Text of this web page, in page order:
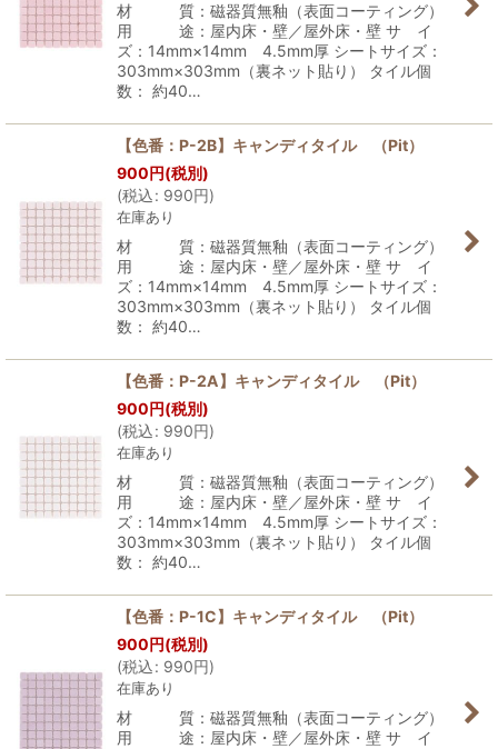
材 質：磁器質無釉（表面コーティング）
用 途：屋内床・壁／屋外床・壁 サ イ
ズ：14mm×14mm 4.5mm厚 シートサイズ：
303mm×303mm（裏ネット貼り） タイル個
数： 約40…
【色番：P-2B】キャンディタイル （Pit）
900円(税別)
(税込: 990円)
在庫あり
材 質：磁器質無釉（表面コーティング）
用 途：屋内床・壁／屋外床・壁 サ イ
ズ：14mm×14mm 4.5mm厚 シートサイズ：
303mm×303mm（裏ネット貼り） タイル個
数： 約40…
【色番：P-2A】キャンディタイル （Pit）
900円(税別)
(税込: 990円)
在庫あり
材 質：磁器質無釉（表面コーティング）
用 途：屋内床・壁／屋外床・壁 サ イ
ズ：14mm×14mm 4.5mm厚 シートサイズ：
303mm×303mm（裏ネット貼り） タイル個
数： 約40…
【色番：P-1C】キャンディタイル （Pit）
900円(税別)
(税込: 990円)
在庫あり
材 質：磁器質無釉（表面コーティング）
用 途：屋内床・壁／屋外床・壁 サ イ